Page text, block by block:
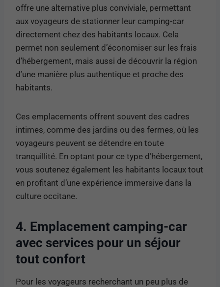
offre une alternative plus conviviale, permettant
aux voyageurs de stationner leur camping-car
directement chez des habitants locaux. Cela
permet non seulement d’économiser sur les frais
d’hébergement, mais aussi de découvrir la région
d’une manière plus authentique et proche des
habitants.
Ces emplacements offrent souvent des cadres
intimes, comme des jardins ou des fermes, où les
voyageurs peuvent se détendre en toute
tranquillité. En optant pour ce type d’hébergement,
vous soutenez également les habitants locaux tout
en profitant d’une expérience immersive dans la
culture occitane.
4. Emplacement camping-car
avec services pour un séjour
tout confort
Pour les voyageurs recherchant un peu plus de